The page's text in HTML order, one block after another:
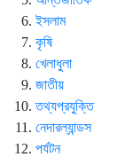
ইসলাম
কৃষি
খেলাধুলা
জাতীয়
তথ্যপ্রযুক্তি
নেদারল্যান্ডস
পর্যটন